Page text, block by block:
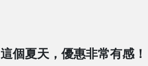
這個夏天，優惠非常有感！